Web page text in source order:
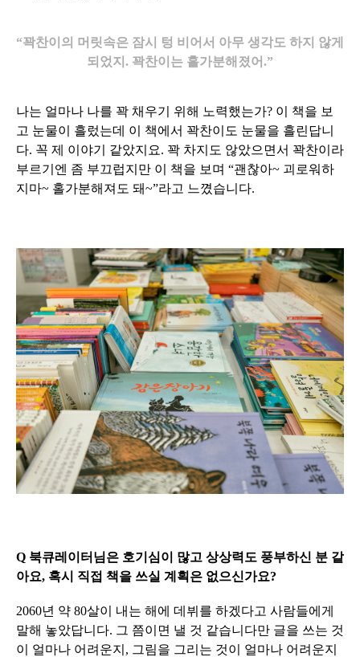
“꽉찬이의 머릿속은 잠시 텅 비어서 아무 생각도 하지 않게
되었지. 꽉찬이는 홀가분해졌어.”
나는 얼마나 나를 꽉 채우기 위해 노력했는가? 이 책을 보
고 눈물이 흘렀는데 이 책에서 꽉찬이도 눈물을 흘린답니
다. 꼭 제 이야기 같았지요. 꽉 차지도 않았으면서 꽉찬이라
부르기엔 좀 부끄럽지만 이 책을 보며 “괜찮아~ 괴로워하
지마~ 홀가분해져도 돼~”라고 느꼈습니다.
Q 북큐레이터님은 호기심이 많고 상상력도 풍부하신 분 같
아요, 혹시 직접 책을 쓰실 계획은 없으신가요?
2060년 약 80살이 내는 해에 데뷔를 하겠다고 사람들에게
말해 놓았답니다. 그 쯤이면 낼 것 같습니다만 글을 쓰는 것
이 얼마나 어려운지, 그림을 그리는 것이 얼마나 어려운지